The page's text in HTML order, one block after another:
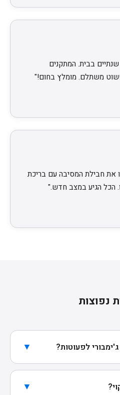
בבית. המתקנים
פשוט משתלם. מומלץ בחום!"
את חבילת המסיבה עם בריכת
הכל הגיע במצב חדש."
נפוצות
לפעוטות? ▼
חבילת הבסיס (300₪) כוללת 7 מתקני ג'ימבורי איכותיים,
קשתות, מנהרות וכריות.
▼